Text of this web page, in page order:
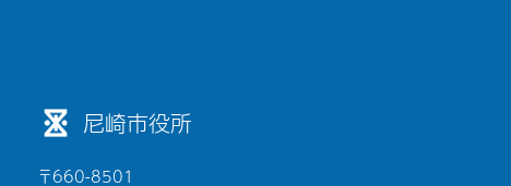
尼崎市役所
〒660-8501